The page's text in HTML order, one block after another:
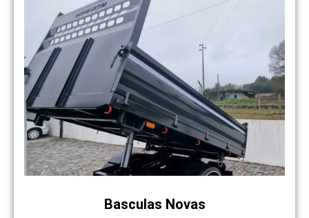
Basculas Novas